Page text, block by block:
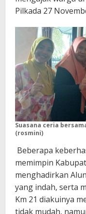
Pilkada 27
Suasana ceria
(rosmini)
Beberapa
memimpin
menghadirkan
yang indah, serta
Km 21 diakuinya
tidak mudah,